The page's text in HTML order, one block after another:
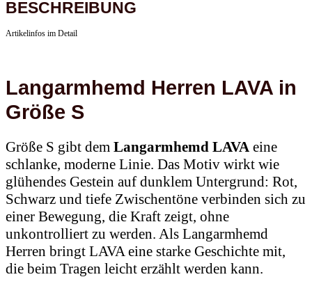
BESCHREIBUNG
Artikelinfos im Detail
Langarmhemd Herren LAVA in
Größe S
Größe S gibt dem Langarmhemd LAVA eine
schlanke, moderne Linie. Das Motiv wirkt wie
glühendes Gestein auf dunklem Untergrund: Rot,
Schwarz und tiefe Zwischentöne verbinden sich zu
einer Bewegung, die Kraft zeigt, ohne
unkontrolliert zu werden. Als Langarmhemd
Herren bringt LAVA eine starke Geschichte mit,
die beim Tragen leicht erzählt werden kann.